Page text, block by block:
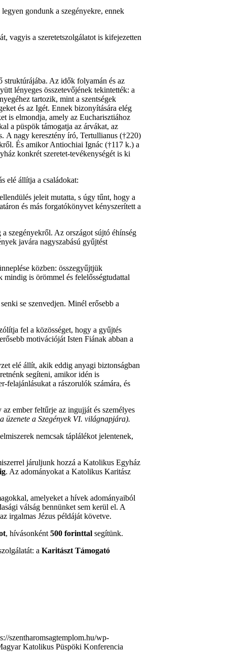
gondunk a szegényekre, ennek
vagyis a szeretetszolgálatot is kifejezetten
struktúrájába. Az idők folyamán és az
lényeges összetevőjének tekintették: a
tartozik, mint a szentségek
és az Igét. Ennek bizonyítására elég
is elmondja, amely az Eucharisztiához
a püspök támogatja az árvákat, az
A nagy keresztény író, Tertullianus (†220)
És amikor Antiochiai Ignác (†117 k.) a
konkrét szeretet-tevékenységét is ki
elé állítja a családokat:
jeleit mutatta, s úgy tűnt, hogy a
és más forgatókönyvet kényszerített a
szegényekről. Az országot sújtó éhínség
javára nagyszabású gyűjtést
közben: összegyűjtjük
mindig is örömmel és felelősségtudattal
se szenvedjen. Minél erősebb a
fel a közösséget, hogy a gyűjtés
motivációját Isten Fiának abban a
elé állít, akik eddig anyagi biztonságban
segíteni, amikor idén is
felajánlásukat a rászorulók számára, és
ember feltűrje az ingujját és személyes
üzenete a Szegények VI. világnapjára).
nemcsak táplálékot jelentenek,
járuljunk hozzá a Katolikus Egyház
. Az adományokat a Katolikus Karitász
amelyeket a hívek adományaiból
válság bennünket sem kerül el. A
irgalmas Jézus példáját követve.
, hívásonként 500 forinttal segítünk.
a Karitászt Támogató
szentharomsagtemplom.hu/wp-
Katolikus Püspöki Konferencia